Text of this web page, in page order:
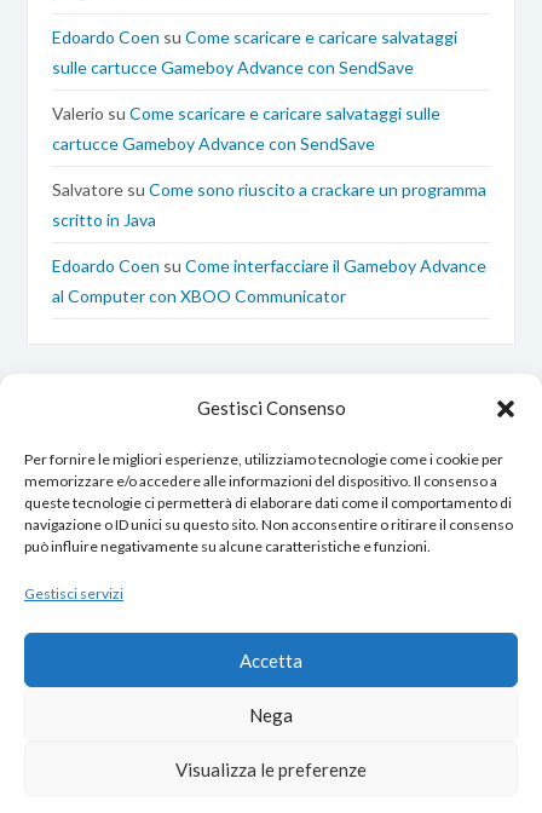
Gestisci Consenso
Per fornire le migliori esperienze, utilizziamo tecnologie come i cookie per
memorizzare e/o accedere alle informazioni del dispositivo. Il consenso a
queste tecnologie ci permetterà di elaborare dati come il comportamento di
navigazione o ID unici su questo sito. Non acconsentire o ritirare il consenso
può influire negativamente su alcune caratteristiche e funzioni.
Gestisci servizi
Accetta
Nega
Visualizza le preferenze
Edoardo Coen suCome scaricare e caricare salvataggi
sulle cartucce Gameboy Advance con SendSave
Valerio suCome scaricare e caricare salvataggi sulle
cartucce Gameboy Advance con SendSave
Salvatore suCome sono riuscito a crackare un programma
scritto in Java
Edoardo Coen suCome interfacciare il Gameboy Advance
al Computer con XBOO Communicator
EdoardoCoen.it © Copyright 2017 – 2026
Tutti i diritti sono riservati.